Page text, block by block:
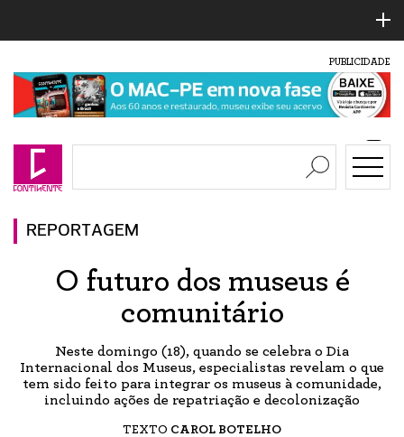
PUBLICIDADE
REPORTAGEM
O futuro dos museus é
comunitário
Neste domingo (18), quando se celebra o Dia
Internacional dos Museus, especialistas revelam o que
tem sido feito para integrar os museus à comunidade,
incluindo ações de repatriação e decolonização
TEXTO CAROL BOTELHO